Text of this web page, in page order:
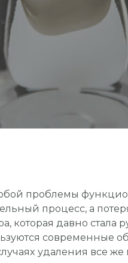
проблемы
процесс, а
которая давно стала
современные
удаления все